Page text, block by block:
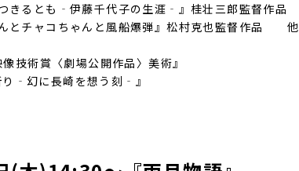
きるとも‐伊藤千代子の生涯‐』桂壮三郎監督作品
とチャコちゃんと風船爆弾』松村克也監督作品 他
技術賞〈劇場公開作品〉美術』
幻に長崎を想う刻‐』